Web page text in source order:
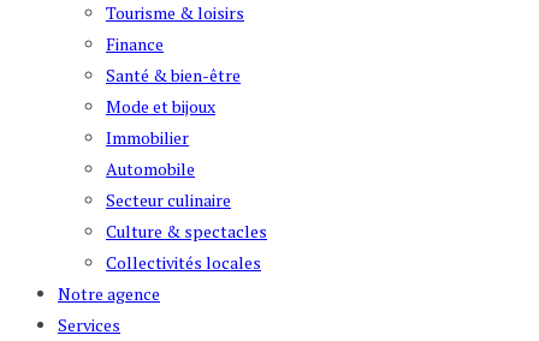
Tourisme & loisirs
Finance
Santé & bien-être
Mode et bijoux
Immobilier
Automobile
Secteur culinaire
Culture & spectacles
Collectivités locales
Notre agence
Services